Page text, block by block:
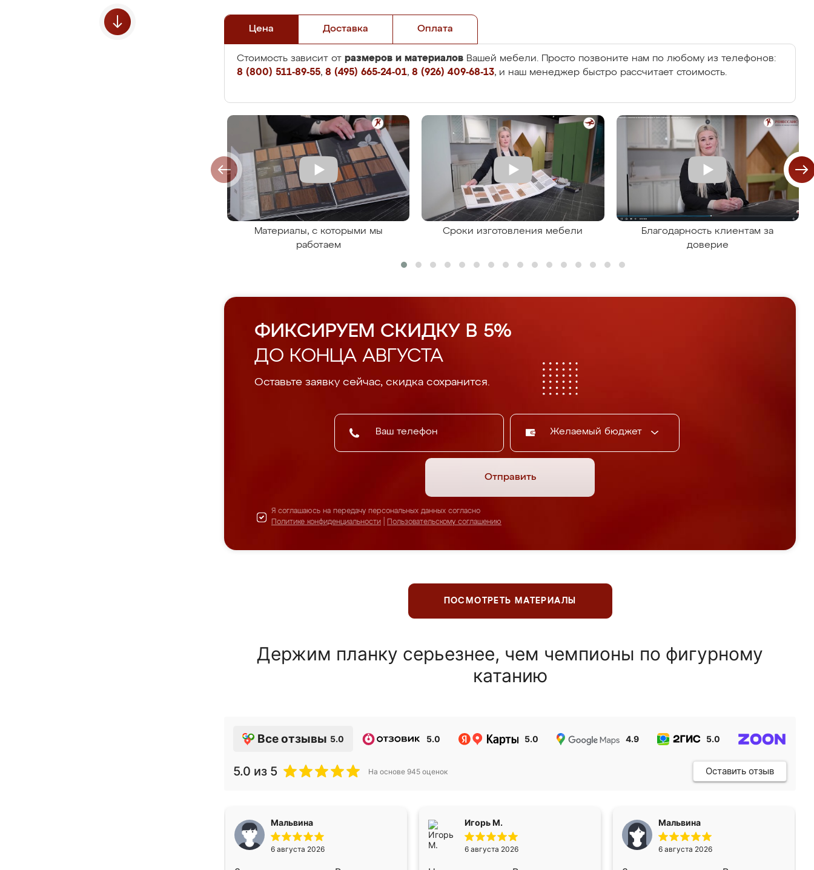
Цена Доставка Оплата
Стоимость зависит от размеров и материалов Вашей мебели. Просто позвоните нам по любому из телефонов:
8 (800) 511-89-55, 8 (495) 665-24-01, 8 (926) 409-68-13, и наш менеджер быстро рассчитает стоимость.
Материалы, с которыми мы
работаем
Сроки изготовления мебели
Благодарность клиентам за
доверие
ФИКСИРУЕМ СКИДКУ В 5%
ДО КОНЦА АВГУСТА
Оставьте заявку сейчас, скидка сохранится.
Желаемый бюджет
Отправить
Я соглашаюсь на передачу персональных данных согласно
Политике конфиденциальности
Пользовательскому соглашению
ПОСМОТРЕТЬ МАТЕРИАЛЫ
Держим планку серьезнее, чем чемпионы по фигурному
катанию
Все отзывы 5.0 5.0 5.0 4.9 5.0
5.0 из 5 На основе 945 оценок Оставить отзыв
Мальвина
6 августа 2026
Игорь М.
6 августа 2026
Мальвина
6 августа 2026